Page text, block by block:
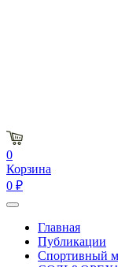
0
Корзина
0 ₽
Главная
Публикации
Спортивный